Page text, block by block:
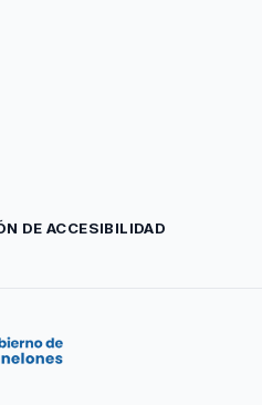
DE ACCESIBILIDAD